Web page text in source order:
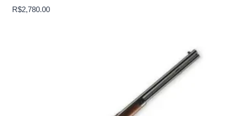
R$2,780.00